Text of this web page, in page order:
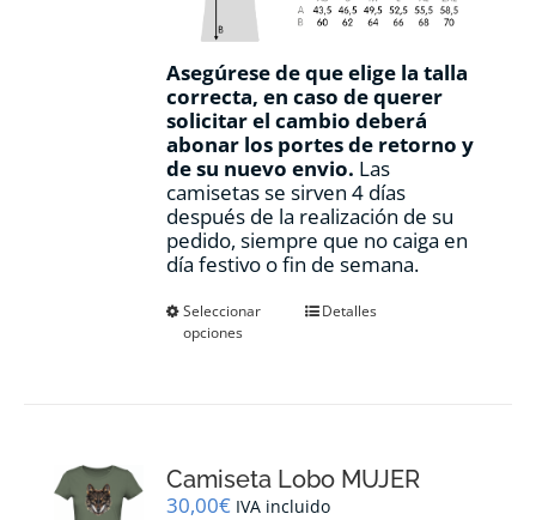
Asegúrese de que elige la talla
correcta, en caso de querer
solicitar el cambio deberá
abonar los portes de retorno y
de su nuevo envio. Las
camisetas se sirven 4 días
después de la realización de su
pedido, siempre que no caiga en
día festivo o fin de semana.
Seleccionar
opciones
Este
se
pueden
Detalles
Camiseta Lobo MUJER
30,00€ IVA incluido